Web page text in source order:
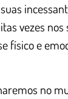
vezes
físico e
no